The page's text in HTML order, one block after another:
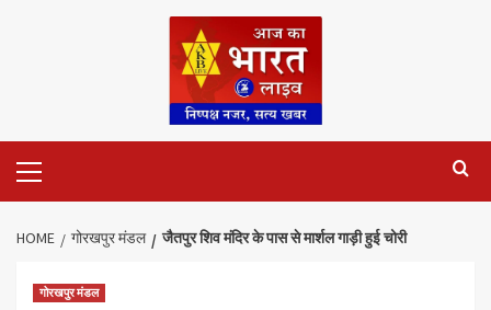
Menu
HOME गोरखपुर मंडल जैतपुर शिव मंदिर के पास से मार्शल गाड़ी हुई चोरी
गोरखपुर मंडल